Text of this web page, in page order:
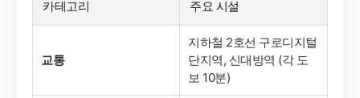
카테고리 주요 시설
교통
지하철 2호선 구로디지털
단지역, 신대방역 (각 도
보 10분)